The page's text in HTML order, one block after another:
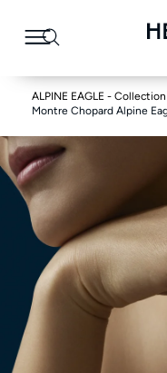
ALPINE EAGLE -
Montre Chopard Alpine